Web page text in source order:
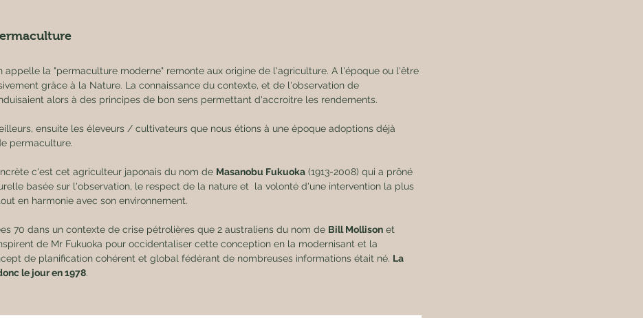
appelle la "permaculture moderne" remonte aux origine de l'agriculture. A l'époque ou l'être
grâce à la Nature. La connaissance du contexte, et de l'observation de
alors à des principes de bon sens permettant d'accroitre les rendements.
ensuite les éleveurs / cultivateurs que nous étions à une époque adoptions déjà
permaculture.
c'est cet agriculteur japonais du nom de Masanobu Fukuoka (1913-2008) qui a prôné
basée sur l'observation, le respect de la nature et  la volonté d'une intervention la plus
en harmonie avec son environnement.
70 dans un contexte de crise pétrolières que 2 australiens du nom de Bill Mollison et
de Mr Fukuoka pour occidentaliser cette conception en la modernisant et la
de planification cohérent et global fédérant de nombreuses informations était né. La
le jour en 1978.